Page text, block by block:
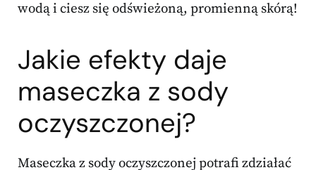
wodą i ciesz się odświeżoną, promienną skórą!
Jakie efekty daje
maseczka z sody
oczyszczonej?
Maseczka z sody oczyszczonej potrafi zdziałać